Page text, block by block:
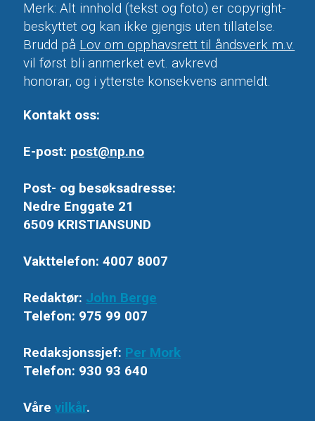
Merk: Alt innhold (tekst og foto) er copyright-
beskyttet og kan ikke gjengis uten tillatelse.
Brudd på Lov om opphavsrett til åndsverk m.v.
vil først bli anmerket evt. avkrevd
honorar, og i ytterste konsekvens anmeldt.
Kontakt oss:
E-post: post@np.no
Post- og besøksadresse:
Nedre Enggate 21
6509 KRISTIANSUND
Vakttelefon: 4007 8007
Redaktør: John Berge
Telefon: 975 99 007
Redaksjonssjef: Per Mork
Telefon: 930 93 640
Vårevilkår.